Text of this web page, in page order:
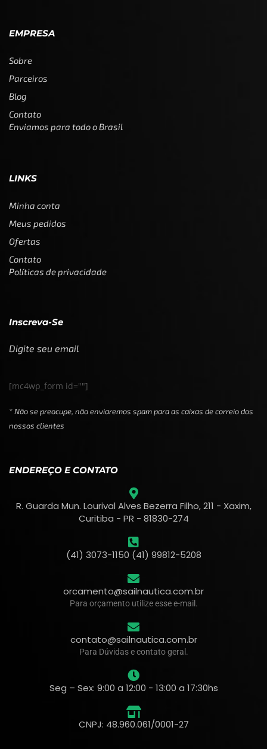
EMPRESA
Sobre
Parceiros
Blog
Contato
Enviamos para todo o Brasil
LINKS
Minha conta
Meus pedidos
Ofertas
Contato
Políticas de privacidade
Inscreva-Se
Digite seu email
[mc4wp_form id=""]
* Não se preocupe, não enviaremos spam para as caixas de correio dos
nossos clientes
ENDEREÇO E CONTATO
R. Guarda Mun. Lourival Alves Bezerra Filho, 211 - Xaxim,
Curitiba - PR - 81830-274
(41) 3073-1150 (41) 99812-5208
orcamento@sailnautica.com.br
Para orçamento utilize esse e-mail.
contato@sailnautica.com.br
Para Dúvidas e contato geral.
Seg – Sex: 9:00 a 12:00 - 13:00 a 17:30hs
CNPJ: 48.960.061/0001-27